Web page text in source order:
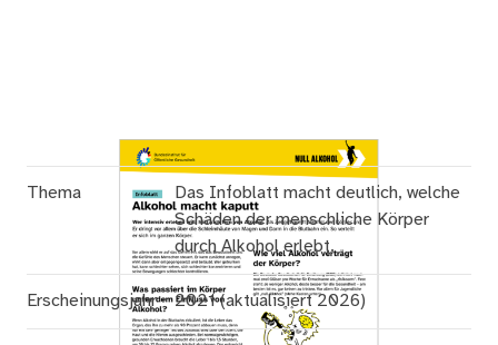
Thema
Das Infoblatt macht deutlich, welche
Schäden der menschliche Körper
durch Alkohol erlebt.
Erscheinungsjahr 2021 (aktualisiert 2026)